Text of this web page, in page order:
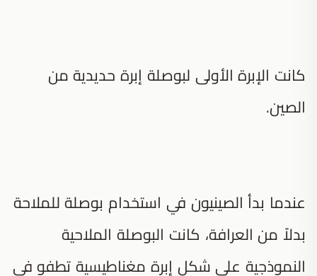
كانت الإبرة الأولى لبوصلة إبرة حديدية من
الصين.
عندما بدأ الصينيون في استخدام بوصلة للملاحة
بدلاً من العرافة، كانت البوصلة الملاحية
النموذجية على شكل إبرة مغناطيسية تطفو في